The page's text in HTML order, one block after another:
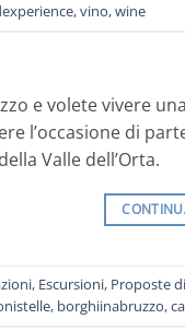
,vino,wine
e volete vivere
l’occasione di
Valle dell’Orta.
, Escursioni, Proposte
, borghiinabruzzo,